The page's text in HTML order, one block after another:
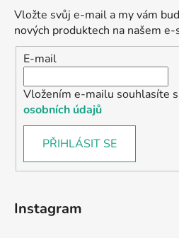
Vložte svůj e-mail a my vám
nových produktech na našem e-
E-mail
Vložením e-mailu souhlasíte s
osobních údajů
PŘIHLÁSIT SE
Instagram